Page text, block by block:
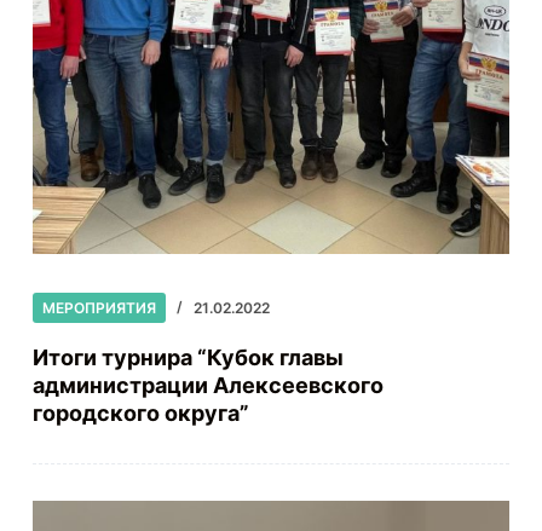
МЕРОПРИЯТИЯ 21.02.2022
Итоги турнира “Кубок главы
администрации Алексеевского
городского округа”